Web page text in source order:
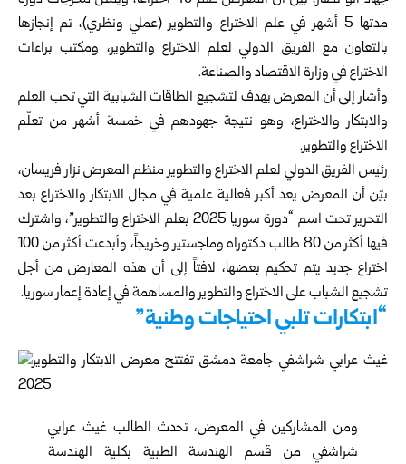
مدتها 5 أشهر في علم الاختراع والتطوير (عملي ونظري)، تم إنجازها
بالتعاون مع الفريق الدولي لعلم الاختراع والتطوير، ومكتب براءات
الاختراع في وزارة الاقتصاد والصناعة.
وأشار إلى أن المعرض يهدف لتشجيع الطاقات الشبابية التي تحب العلم
والابتكار والاختراع، وهو نتيجة جهودهم في خمسة أشهر من تعلّم
الاختراع والتطوير.
رئيس الفريق الدولي لعلم الاختراع والتطوير منظم المعرض نزار فريسان،
بيّن أن المعرض يعد أكبر فعالية علمية في مجال الابتكار والاختراع بعد
التحرير تحت اسم “دورة سوريا 2025 بعلم الاختراع والتطوير”، واشترك
فيها أكثر من 80 طالب دكتوراه وماجستير وخريجاً، وأبدعت أكثر من 100
اختراع جديد يتم تحكيم بعضها، لافتاً إلى أن هذه المعارض من أجل
تشجيع الشباب على الاختراع والتطوير والمساهمة في إعادة إعمار سوريا.
“ابتكارات تلبي احتياجات وطنية”
ومن المشاركين في المعرض، تحدث الطالب غيث عرابي
شراشفي من قسم الهندسة الطبية بكلية الهندسة